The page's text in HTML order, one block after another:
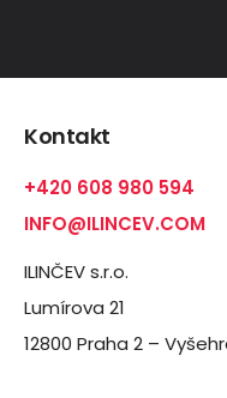
Kontakt
+420 608 980 594
INFO@ILINCEV.COM
ILINČEV s.r.o.
Lumírova 21
12800 Praha 2 –